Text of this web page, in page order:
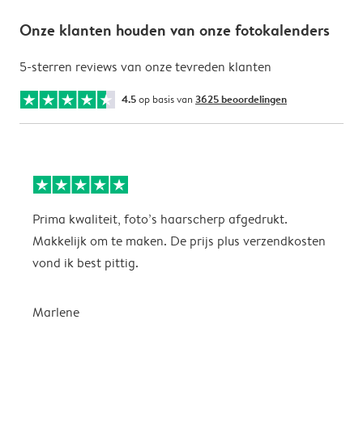
Onze klanten houden van onze fotokalenders
5-sterren reviews van onze tevreden klanten
4.5op basis van 3625 beoordelingen
Prima kwaliteit, foto’s haarscherp afgedrukt.
Makkelijk om te maken. De prijs plus verzendkosten
vond ik best pittig.
Marlene